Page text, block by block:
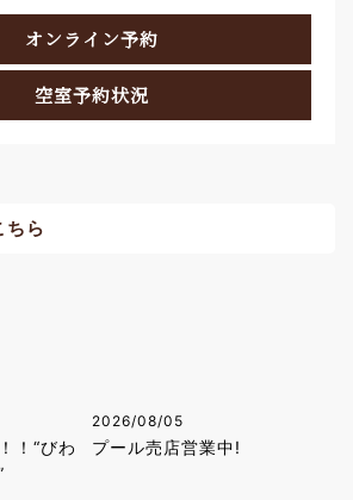
オンライン予約
空室予約状況
ちら
！“びわ
2026/08/05
プール売店営業中!